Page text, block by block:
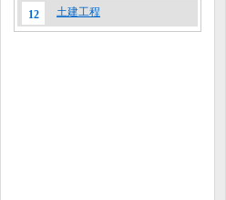
12 土建工程